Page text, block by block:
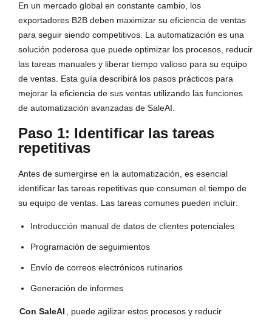
En un mercado global en constante cambio, los
exportadores B2B deben maximizar su eficiencia de ventas
para seguir siendo competitivos. La automatización es una
solución poderosa que puede optimizar los procesos, reducir
las tareas manuales y liberar tiempo valioso para su equipo
de ventas. Esta guía describirá los pasos prácticos para
mejorar la eficiencia de sus ventas utilizando las funciones
de automatización avanzadas de SaleAI.
Paso 1: Identificar las tareas
repetitivas
Antes de sumergirse en la automatización, es esencial
identificar las tareas repetitivas que consumen el tiempo de
su equipo de ventas. Las tareas comunes pueden incluir:
Introducción manual de datos de clientes potenciales
Programación de seguimientos
Envío de correos electrónicos rutinarios
Generación de informes
Con SaleAI , puede agilizar estos procesos y reducir